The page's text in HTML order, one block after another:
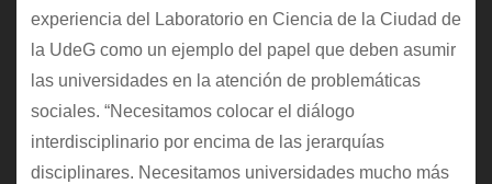
experiencia del Laboratorio en Ciencia de la Ciudad de
la UdeG como un ejemplo del papel que deben asumir
las universidades en la atención de problemáticas
sociales. “Necesitamos colocar el diálogo
interdisciplinario por encima de las jerarquías
disciplinares. Necesitamos universidades mucho más